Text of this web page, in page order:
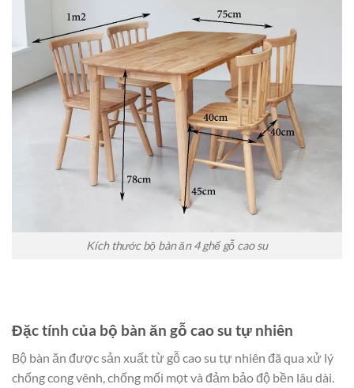
Kích thước bộ bàn ăn 4 ghế gỗ cao su
Đặc tính của bộ bàn ăn gỗ cao su tự nhiên
Bộ bàn ăn được sản xuất từ gỗ cao su tự nhiên đã qua xử lý
chống cong vênh, chống mối mọt và đảm bảo độ bền lâu dài.